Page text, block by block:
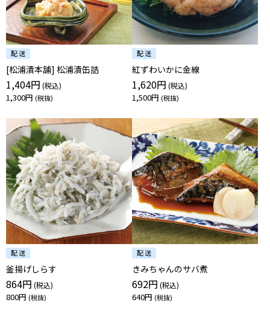
[松浦漬本舗] 松浦漬缶詰
1,404円
1,300円
紅ずわいかに金線
1,620円
1,500円
釜揚げしらす
864円
800円
きみちゃんのサバ煮
692円
640円